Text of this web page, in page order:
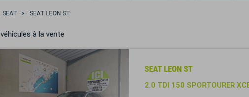
SEAT SEAT LEON ST
véhicules à la vente
SEAT LEON ST
2.0 TDI 150 SPORTOURER